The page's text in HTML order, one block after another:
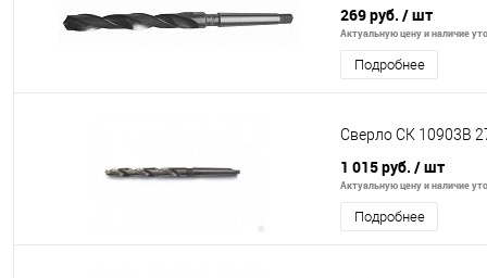
269 руб. / шт
Актуальную цену и наличие
Подробнее
Сверло СК 10903В
1 015 руб. / шт
Актуальную цену и наличие
Подробнее